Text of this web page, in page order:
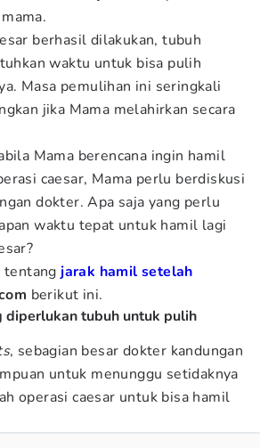
berhasil dilakukan, tubuh
waktu untuk bisa pulih
Masa pemulihan ini seringkali
jika Mama melahirkan secara
Mama berencana ingin hamil
caesar, Mama perlu berdiskusi
dokter. Apa saja yang perlu
waktu tepat untuk hamil lagi
tentang jarak hamil setelah
berikut ini.
diperlukan tubuh untuk pulih
, sebagian besar dokter kandungan
untuk menunggu setidaknya
operasi caesar untuk bisa hamil